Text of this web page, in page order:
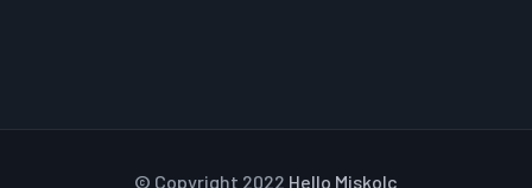
© Copyright 2022 Hello Miskolc